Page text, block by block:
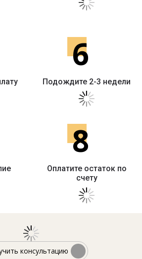
6
Подождите 2-3 недели
8
Оплатите остаток по
счету
консультацию